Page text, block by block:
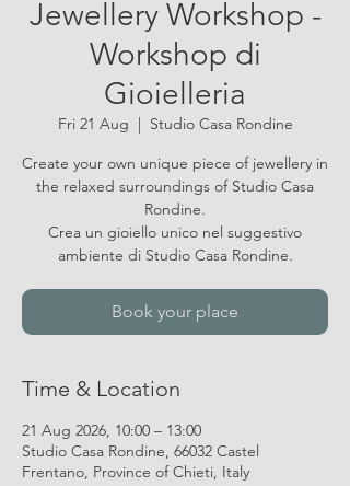
Jewellery Workshop -
Workshop di
Gioielleria
Fri 21 Aug
  |
Studio Casa Rondine
Create your own unique piece of jewellery in
the relaxed surroundings of Studio Casa
Rondine.
Crea un gioiello unico nel suggestivo
ambiente di Studio Casa Rondine.
Book your place
Time & Location
21 Aug 2026, 10:00 – 13:00
Studio Casa Rondine, 66032 Castel
Frentano, Province of Chieti, Italy